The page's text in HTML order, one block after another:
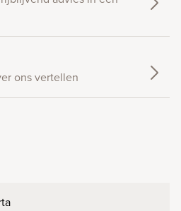
ons vertellen